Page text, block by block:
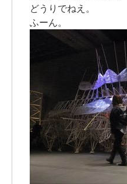
どうりでねえ。
ふーん。